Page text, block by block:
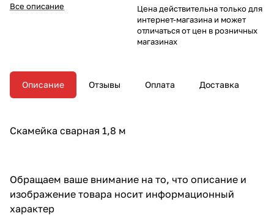
Все описание
Цена действительна только для
интернет-магазина и может
отличаться от цен в розничных
магазинах
Описание Отзывы Оплата Доставка
Скамейка сварная 1,8 м
Обращаем ваше внимание на то, что описание и
изображение товара носит информационный
характер